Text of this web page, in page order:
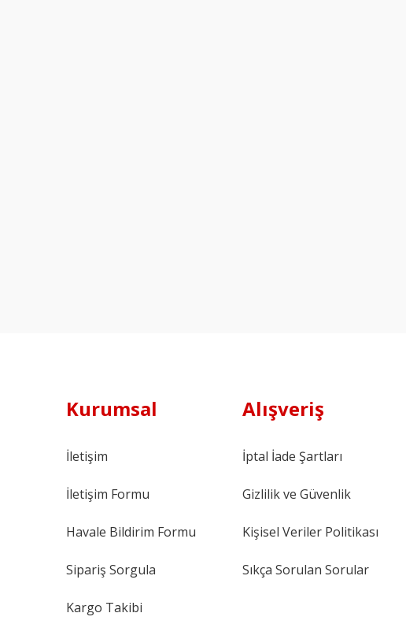
Kurumsal
İletişim
İletişim Formu
Havale Bildirim Formu
Sipariş Sorgula
Kargo Takibi
Alışveriş
İptal İade Şartları
Gizlilik ve Güvenlik
Kişisel Veriler Politikası
Sıkça Sorulan Sorular